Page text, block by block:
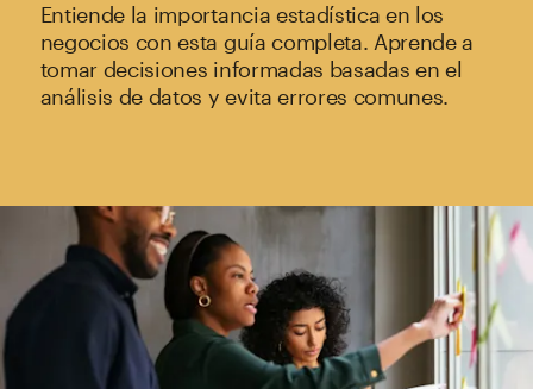
Entiende la importancia estadística en los
negocios con esta guía completa. Aprende a
tomar decisiones informadas basadas en el
análisis de datos y evita errores comunes.